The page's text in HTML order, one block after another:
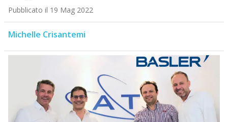
Pubblicato il 19 Mag 2022
Michelle Crisantemi